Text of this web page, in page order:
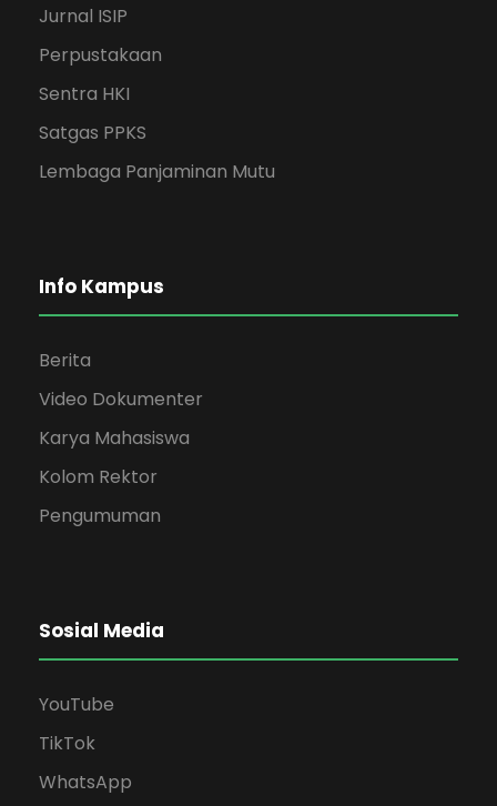
Jurnal ISIP
Perpustakaan
Sentra HKI
Satgas PPKS
Lembaga Panjaminan Mutu
Info Kampus
Berita
Video Dokumenter
Karya Mahasiswa
Kolom Rektor
Pengumuman
Sosial Media
YouTube
TikTok
WhatsApp